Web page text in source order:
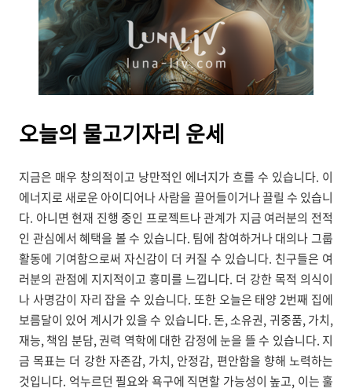
오늘의 물고기자리 운세
지금은 매우 창의적이고 낭만적인 에너지가 흐를 수 있습니다. 이
에너지로 새로운 아이디어나 사람을 끌어들이거나 끌릴 수 있습니
다. 아니면 현재 진행 중인 프로젝트나 관계가 지금 여러분의 전적
인 관심에서 혜택을 볼 수 있습니다. 팀에 참여하거나 대의나 그룹
활동에 기여함으로써 자신감이 더 커질 수 있습니다. 친구들은 여
러분의 관점에 지지적이고 흥미를 느낍니다. 더 강한 목적 의식이
나 사명감이 자리 잡을 수 있습니다. 또한 오늘은 태양 2번째 집에
보름달이 있어 계시가 있을 수 있습니다. 돈, 소유권, 귀중품, 가치,
재능, 책임 분담, 권력 역학에 대한 감정에 눈을 뜰 수 있습니다. 지
금 목표는 더 강한 자존감, 가치, 안정감, 편안함을 향해 노력하는
것입니다. 억누르던 필요와 욕구에 직면할 가능성이 높고, 이는 훌